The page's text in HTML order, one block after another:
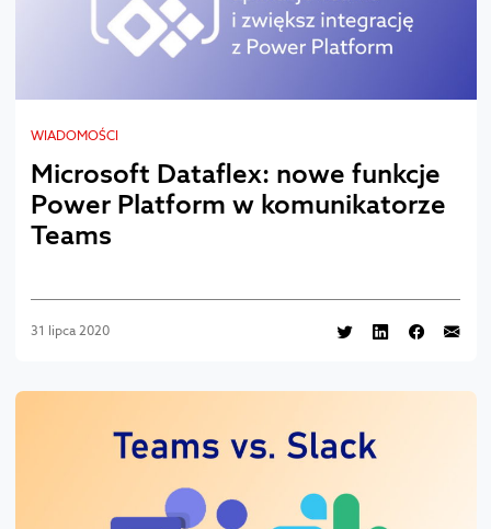
WIADOMOŚCI
Microsoft Dataflex: nowe funkcje
Power Platform w komunikatorze
Teams
31 lipca 2020